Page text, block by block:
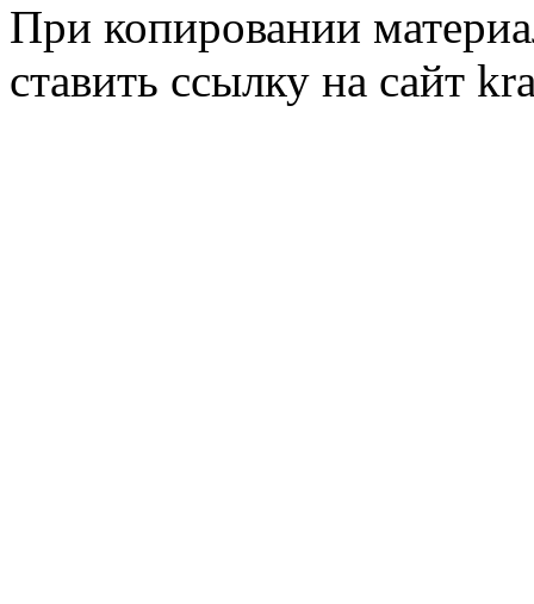
При копировании
ставить ссылку на сайт